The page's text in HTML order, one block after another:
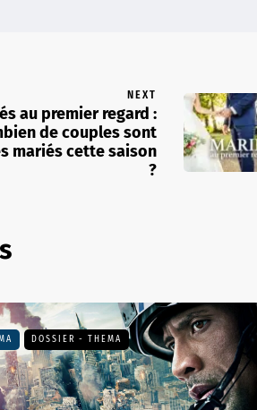
NEXT
au premier regard :
de couples sont
mariés cette saison
?
DOSSIER - THEMA